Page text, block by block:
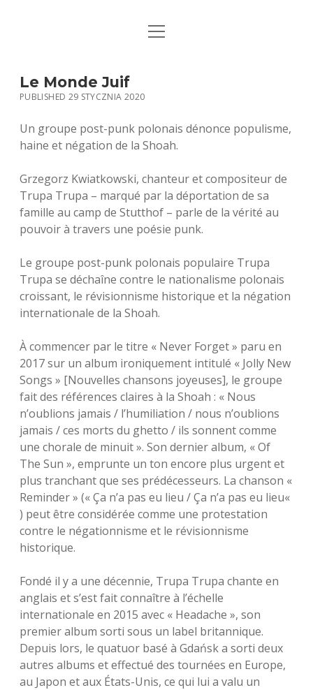
STRONA GŁÓWNA
MUZYKA
BIO / KONTAKT
open
Le Monde Juif
PUBLISHED 29 STYCZNIA 2020
Un groupe post-punk polonais dénonce populisme,
haine et négation de la Shoah.
Grzegorz Kwiatkowski, chanteur et compositeur de
Trupa Trupa – marqué par la déportation de sa
famille au camp de Stutthof – parle de la vérité au
pouvoir à travers une poésie punk.
Le groupe post-punk polonais populaire Trupa
Trupa se déchaîne contre le nationalisme polonais
croissant, le révisionnisme historique et la négation
internationale de la Shoah.
À commencer par le titre « Never Forget » paru en
2017 sur un album ironiquement intitulé « Jolly New
Songs » [Nouvelles chansons joyeuses], le groupe
fait des références claires à la Shoah : « Nous
n’oublions jamais / l’humiliation / nous n’oublions
jamais / ces morts du ghetto / ils sonnent comme
une chorale de minuit ». Son dernier album, « Of
The Sun », emprunte un ton encore plus urgent et
plus tranchant que ses prédécesseurs. La chanson «
Reminder » (« Ça n’a pas eu lieu / Ça n’a pas eu lieu«
) peut être considérée comme une protestation
contre le négationnisme et le révisionnisme
historique.
Fondé il y a une décennie, Trupa Trupa chante en
anglais et s’est fait connaître à l’échelle
internationale en 2015 avec « Headache », son
premier album sorti sous un label britannique.
Depuis lors, le quatuor basé à Gdańsk a sorti deux
autres albums et effectué des tournées en Europe,
au Japon et aux États-Unis, ce qui lui a valu un